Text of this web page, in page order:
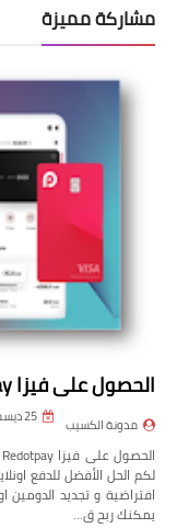
مشاركة مميزة
الحصول على فيزا Redotpay ( 5 دولار هدية )
مدونة الكسيب 25 ديسمبر 2023
لكم الحل الأفضل للدفع
يمكنك ربح ق…